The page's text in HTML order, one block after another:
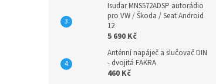
Isudar MNS572ADSP autorádio
pro VW / Škoda / Seat Android
12
5 690 Kč
Anténní napáječ a slučovač DIN
- dvojitá FAKRA
460 Kč